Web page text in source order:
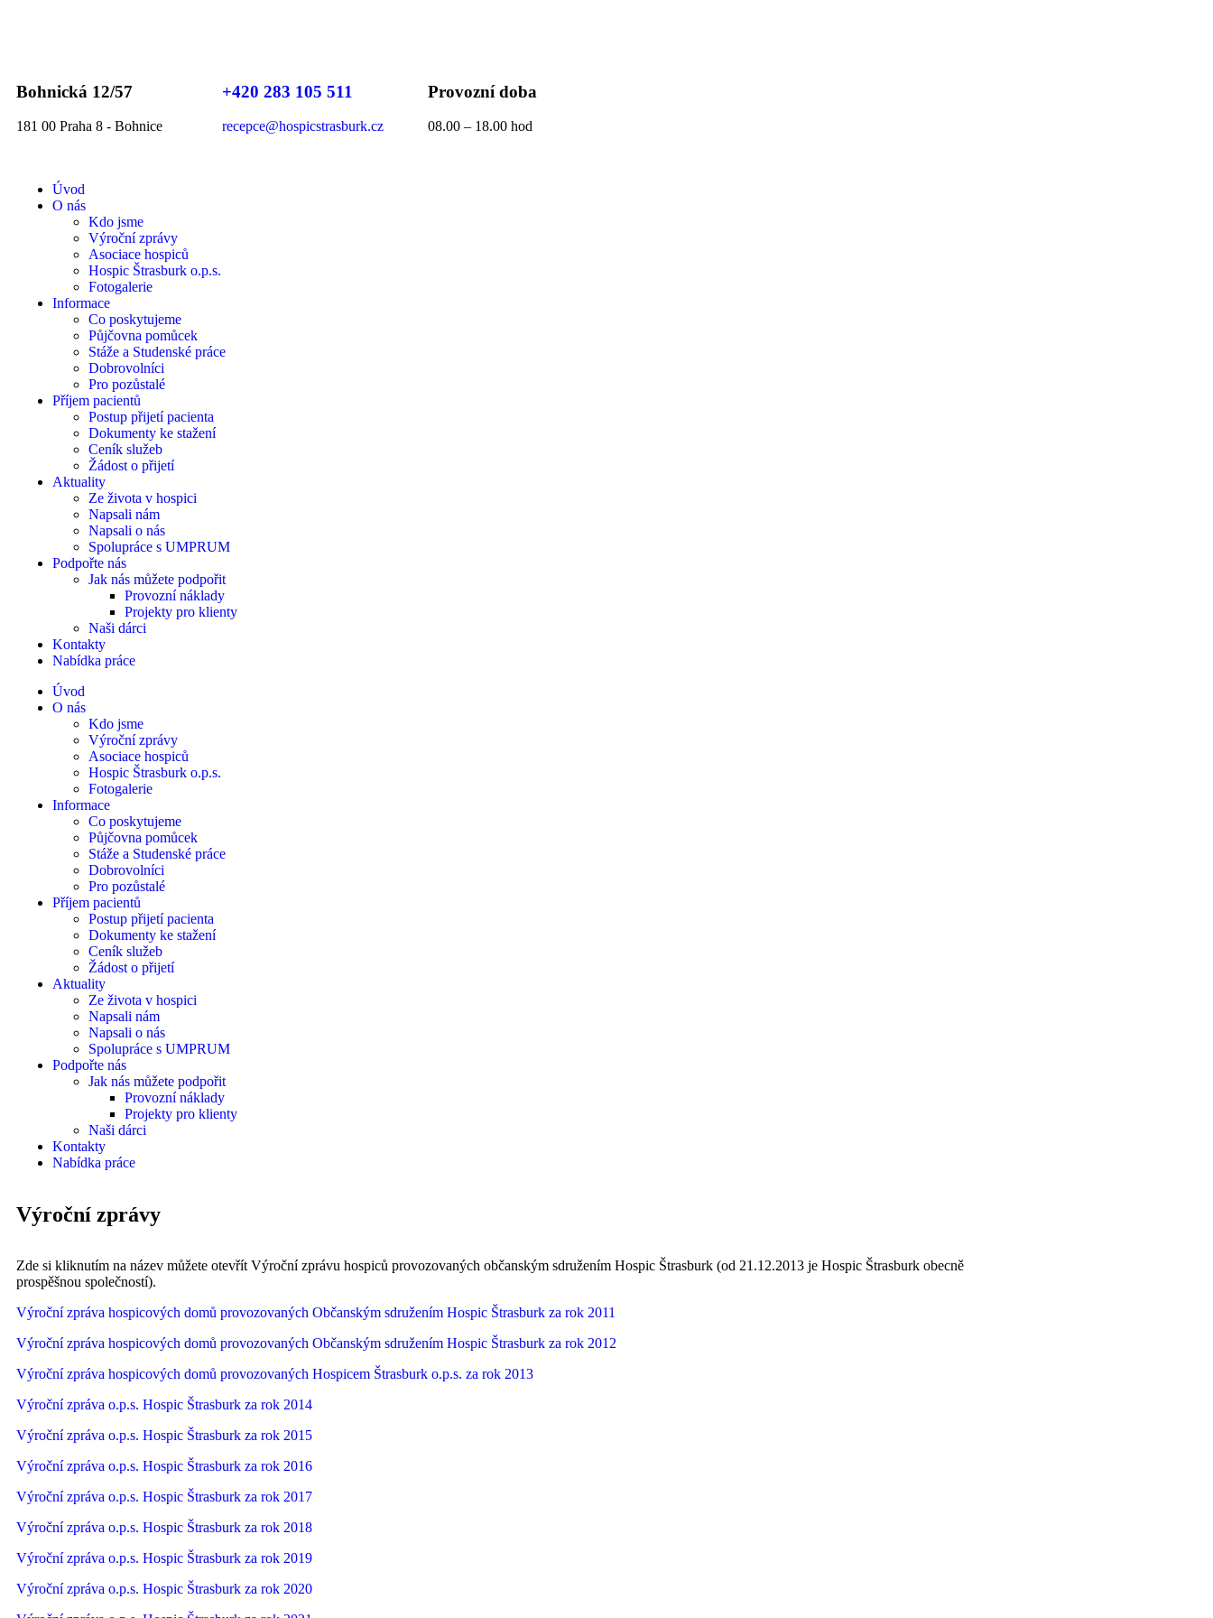
Bohnická 12/57
181 00 Praha 8 - Bohnice
+420 283 105 511
recepce@hospicstrasburk.cz
Provozní doba
08.00 – 18.00 hod
Úvod
O nás
Kdo jsme
Výroční zprávy
Asociace hospiců
Hospic Štrasburk o.p.s.
Fotogalerie
Informace
Co poskytujeme
Půjčovna pomůcek
Stáže a Studenské práce
Dobrovolníci
Pro pozůstalé
Příjem pacientů
Postup přijetí pacienta
Dokumenty ke stažení
Ceník služeb
Žádost o přijetí
Aktuality
Ze života v hospici
Napsali nám
Napsali o nás
Spolupráce s UMPRUM
Podpořte nás
Jak nás můžete podpořit
Provozní náklady
Projekty pro klienty
Naši dárci
Kontakty
Nabídka práce
Úvod
O nás
Kdo jsme
Výroční zprávy
Asociace hospiců
Hospic Štrasburk o.p.s.
Fotogalerie
Informace
Co poskytujeme
Půjčovna pomůcek
Stáže a Studenské práce
Dobrovolníci
Pro pozůstalé
Příjem pacientů
Postup přijetí pacienta
Dokumenty ke stažení
Ceník služeb
Žádost o přijetí
Aktuality
Ze života v hospici
Napsali nám
Napsali o nás
Spolupráce s UMPRUM
Podpořte nás
Jak nás můžete podpořit
Provozní náklady
Projekty pro klienty
Naši dárci
Kontakty
Nabídka práce
Výroční zprávy
Zde si kliknutím na název můžete otevřít Výroční zprávu hospiců provozovaných občanským sdružením Hospic Štrasburk (od 21.12.2013 je Hospic Štrasburk obecně
prospěšnou společností).
Výroční zpráva hospicových domů provozovaných Občanským sdružením Hospic Štrasburk za rok 2011
Výroční zpráva hospicových domů provozovaných Občanským sdružením Hospic Štrasburk za rok 2012
Výroční zpráva hospicových domů provozovaných Hospicem Štrasburk o.p.s. za rok 2013
Výroční zpráva o.p.s. Hospic Štrasburk za rok 2014
Výroční zpráva o.p.s. Hospic Štrasburk za rok 2015
Výroční zpráva o.p.s. Hospic Štrasburk za rok 2016
Výroční zpráva o.p.s. Hospic Štrasburk za rok 2017
Výroční zpráva o.p.s. Hospic Štrasburk za rok 2018
Výroční zpráva o.p.s. Hospic Štrasburk za rok 2019
Výroční zpráva o.p.s. Hospic Štrasburk za rok 2020